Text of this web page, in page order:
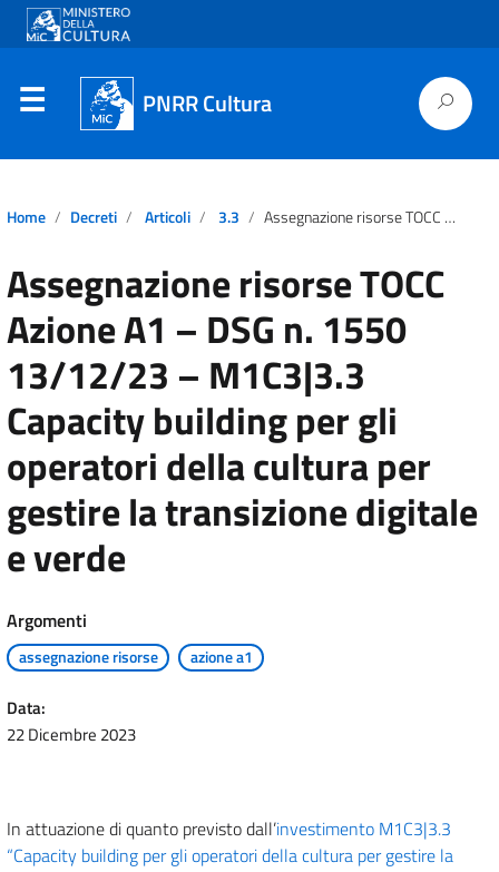
PNRR Cultura
Home Decreti Articoli 3.3 Assegnazione risorse TOCC Azione A1 – DSG n. 1550 13/12/23 – M1C3|3.3 Capacity building per gli operatori della cultura per gestire la transizione digitale e verde
Assegnazione risorse TOCC
Azione A1 – DSG n. 1550
13/12/23 – M1C3|3.3
Capacity building per gli
operatori della cultura per
gestire la transizione digitale
e verde
Argomenti
assegnazione risorse azione a1
Data:
22 Dicembre 2023
In attuazione di quanto previsto dall’investimento M1C3|3.3
“Capacity building per gli operatori della cultura per gestire la